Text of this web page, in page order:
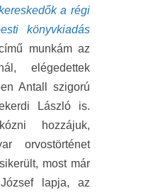
a régi
könyvkiadás
munkám az
elégedettek
Antall szigorú
László is.
hozzájuk,
orvostörténet
most már
lapja, az